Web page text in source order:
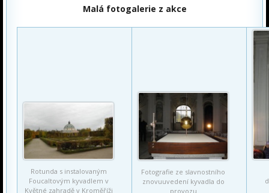
Malá fotogalerie z akce
Rotunda s instalovaným
Foucaltovým kyvadlem v
Květné zahradě v Kroměříži
Fotografie ze slavnostního
znovuuvedení kyvadla do
provozu